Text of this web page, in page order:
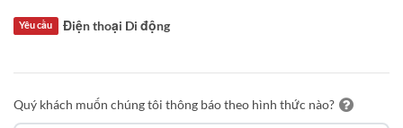
Điện thoại Di động
Yêu cầu
Quý khách muốn chúng tôi thông báo theo hình thức nào?